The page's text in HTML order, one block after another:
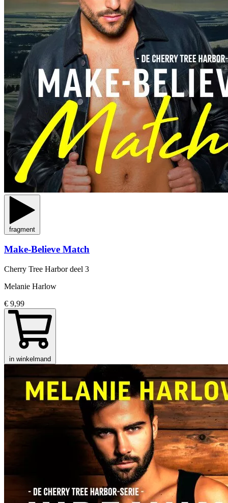
fragment
Make-Believe Match
Cherry Tree Harbordeel 3
Melanie Harlow
€ 9,99
in winkelmand